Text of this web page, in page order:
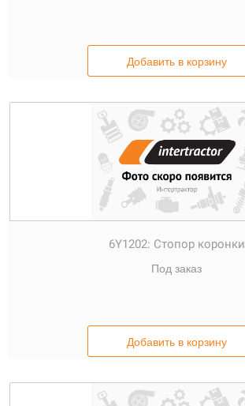
Добавить в корзину
6Y1202: Стопор коронки
Под заказ
Добавить в корзину